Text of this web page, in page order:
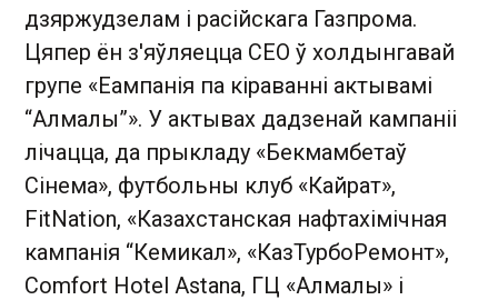
дзяржудзелам і расійскага Газпрома.
Цяпер ён з'яўляецца СЕО ў холдынгавай
групе «Еампанія па кіраванні актывамі
“Алмалы”». У актывах дадзенай кампаніі
лічацца, да прыкладу «Бекмамбетаў
Сінема», футбольны клуб «Кайрат»,
FitNation, «Казахстанская нафтахімічная
кампанія “Кемикал», «КазТурбоРемонт»,
Comfort Hotel Astana, ГЦ «Алмалы» і